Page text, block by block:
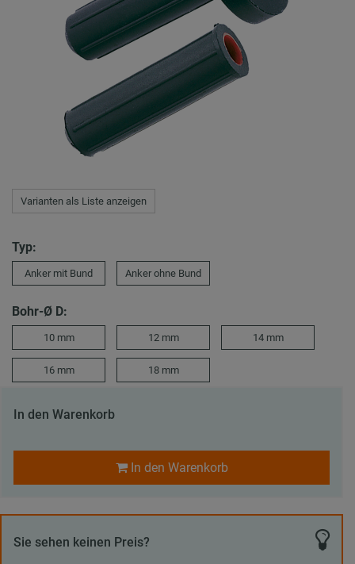
Varianten als Liste anzeigen
Typ:
Anker mit Bund Anker ohne Bund
Bohr-Ø D:
10 mm 12 mm 14 mm
16 mm 18 mm
In den Warenkorb
In den Warenkorb
Sie sehen keinen Preis?